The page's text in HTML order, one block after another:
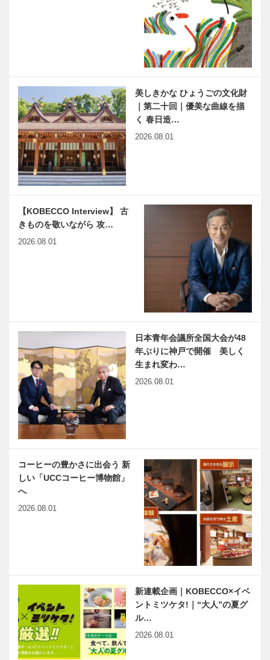
神戸ビーフ＂
への思い
Vol. 04
プラスイ誕生
10周年記念
を祝う
縁の下の力持
医学部附属病
院 IVRセン
「神戸で落語
を楽しむ」シ
リーズ｜番外
編｜見える黒
子 お茶子さ
んの世界
ジュアリーモ
デルが一堂に
あしや芸術祭
2019 コシノ
ヒロコ展 芦
屋神社
長）
高砂会 遊び
ま書ー
Artwork on
the T-shirt
御大典奉祝記
念事業「天神
能」
MAKE OVER
MAGIC
兵庫県医師会
の「みんなの
医療社会学」
連載エッセイ
／喫茶店の書
斎から ㊸
「折々のこと
十二回 豪華
絢爛、三宮で
究極の忘年会
を開催！！
おもしろ有馬
馬歳時記
花一輪一輪が
お客様との
コミュニケー
美しきかな ひょうごの文化財
｜第二十回｜優美な曲線を描
く 春日造…
2026.08.01
【KOBECCO Interview】 古
きものを敬いながら 攻…
2026.08.01
日本青年会議所全国大会が48
年ぶりに神戸で開催 美しく
生まれ変わ…
2026.08.01
コーヒーの豊かさに出会う 新
しい「UCCコーヒー博物館」
へ
2026.08.01
新連載企画｜KOBECCO×イベ
ントミツケタ!｜“大人”の夏グ
ル…
2026.08.01